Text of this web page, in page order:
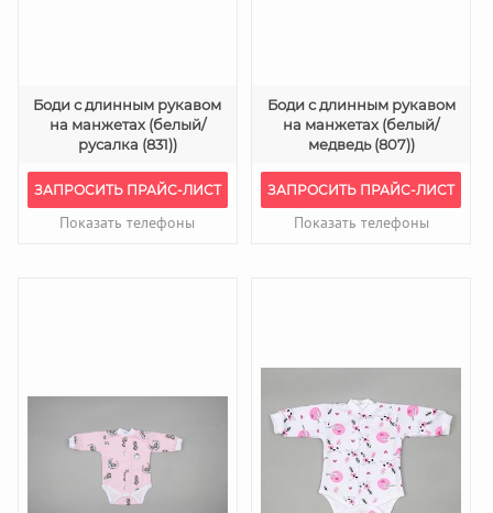
Боди с длинным рукавом
на манжетах (белый/
русалка (831))
ЗАПРОСИТЬ ПРАЙС-ЛИСТ
Показать телефоны
Боди с длинным рукавом
на манжетах (белый/
медведь (807))
ЗАПРОСИТЬ ПРАЙС-ЛИСТ
Показать телефоны